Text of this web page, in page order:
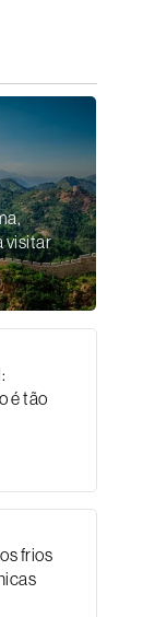
visitar
é tão
frios